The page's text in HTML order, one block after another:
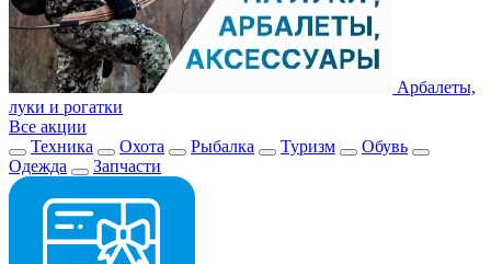
Арбалеты,
луки и рогатки
Все акции
Техника
Охота Рыбалка Туризм
Обувь
Одежда
Запчасти